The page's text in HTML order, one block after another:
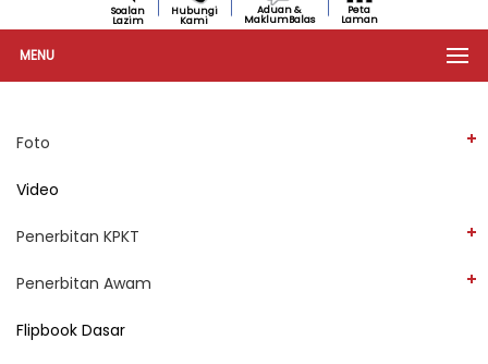
Soalan
Lazim
Hubungi
Kami
Aduan &
MaklumBalas
Peta
Laman
MENU
Foto
Video
Penerbitan KPKT
Penerbitan Awam
Flipbook Dasar